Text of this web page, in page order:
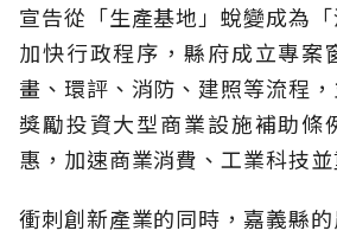
宣告從「生產基地」蛻變成為
加快行政程序，縣府成立專案
畫、環評、消防、建照等流程
獎勵投資大型商業設施補助條
惠，加速商業消費、工業科技並
衝刺創新產業的同時，嘉義縣